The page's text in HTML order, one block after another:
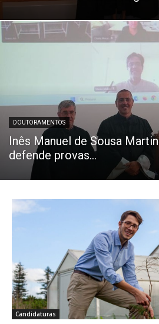
DOUTORAMENTOS
Inês Manuel de Sousa
defende provas...
Candidaturas